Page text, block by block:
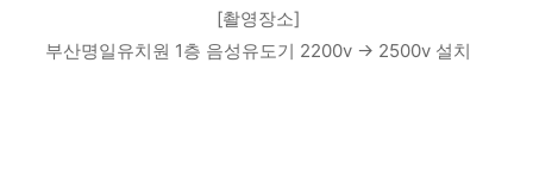
[촬영장소]
부산명일유치원 1층 음성유도기 2200v -> 2500v 설치